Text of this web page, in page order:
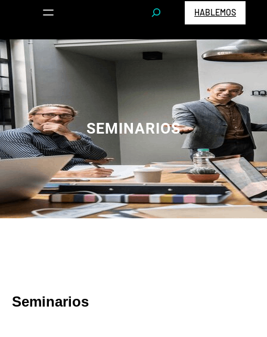
S
e
r
c
HABLEMOS
SEMINARIOS
Seminarios